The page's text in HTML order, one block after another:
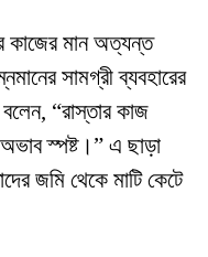
কাজের মান অত্যন্ত
সামগ্রী ব্যবহারের
“রাস্তার কাজ
স্পষ্ট।” এ ছাড়া
জমি থেকে মাটি কেটে